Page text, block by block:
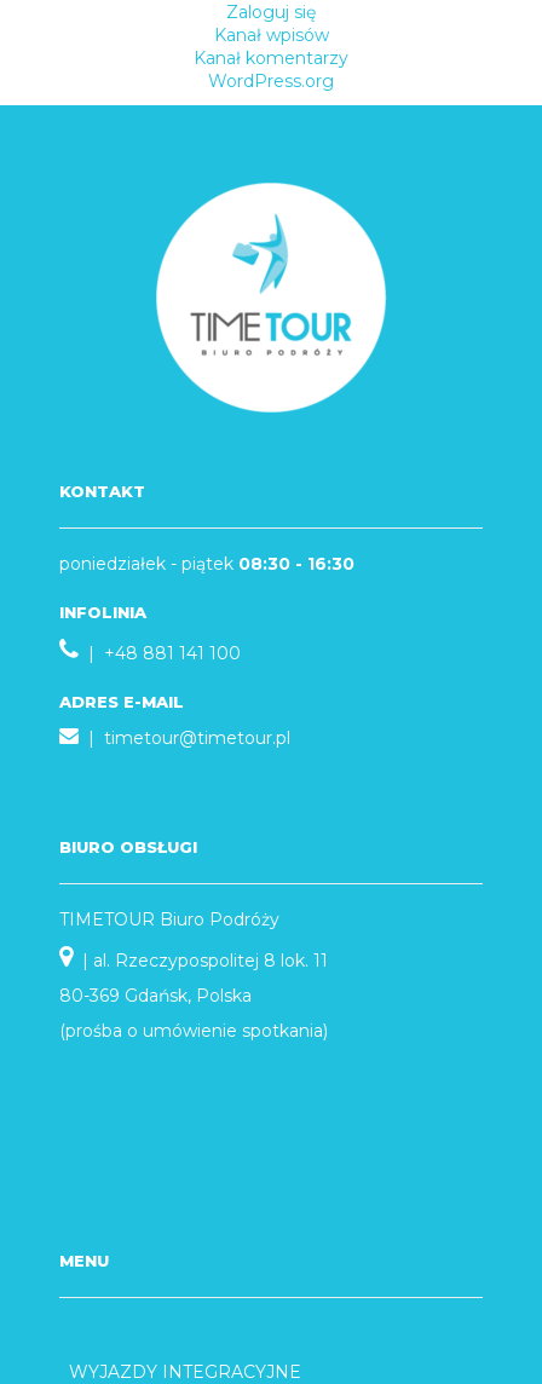
Zaloguj się
Kanał wpisów
Kanał komentarzy
WordPress.org
KONTAKT
poniedziałek - piątek 08:30 - 16:30
INFOLINIA
| +48 881 141 100
ADRES E-MAIL
| timetour@timetour.pl
BIURO OBSŁUGI
TIMETOUR Biuro Podróży
| al. Rzeczypospolitej 8 lok. 11
80-369 Gdańsk, Polska
(prośba o umówienie spotkania)
MENU
WYJAZDY INTEGRACYJNE